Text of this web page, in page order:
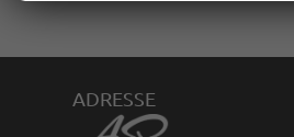
ADRESSE